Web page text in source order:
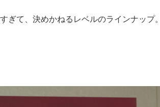
ぎて、決めかねるレベルのラインナップ。